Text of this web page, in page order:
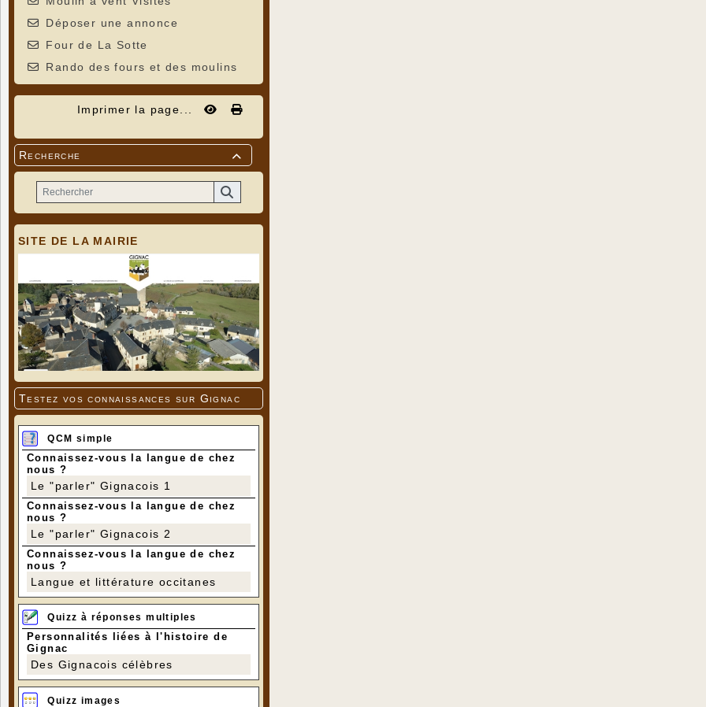
Déposer une annonce
Four de La Sotte
Rando des fours et des moulins
Imprimer la page...

Recherche
SITE DE LA MAIRIE
Testez vos connaissances sur Gignac
QCM simple
Connaissez-vous la langue de chez
nous ?
Le "parler" Gignacois 1
Connaissez-vous la langue de chez
nous ?
Le "parler" Gignacois 2
Connaissez-vous la langue de chez
nous ?
Langue et littérature occitanes
Quizz à réponses multiples
Personnalités liées à l'histoire de
Gignac
Des Gignacois célèbres
Quizz images